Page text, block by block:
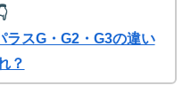
ラスG・G2・G3の違い
？